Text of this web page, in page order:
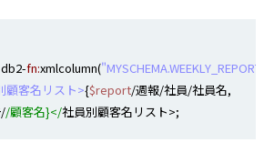
db2-fn:xmlcolumn(
顧客名リスト>{$report
/顧客名}</